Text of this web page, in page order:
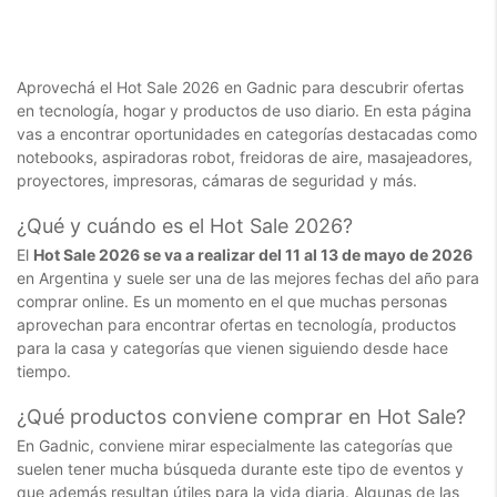
Aprovechá el Hot Sale 2026 en Gadnic para descubrir ofertas
en tecnología, hogar y productos de uso diario. En esta página
vas a encontrar oportunidades en categorías destacadas como
notebooks, aspiradoras robot, freidoras de aire, masajeadores,
proyectores, impresoras, cámaras de seguridad y más.
¿Qué y cuándo es el Hot Sale 2026?
El Hot Sale 2026 se va a realizar del 11 al 13 de mayo de 2026
en Argentina y suele ser una de las mejores fechas del año para
comprar online. Es un momento en el que muchas personas
aprovechan para encontrar ofertas en tecnología, productos
para la casa y categorías que vienen siguiendo desde hace
tiempo.
¿Qué productos conviene comprar en Hot Sale?
En Gadnic, conviene mirar especialmente las categorías que
suelen tener mucha búsqueda durante este tipo de eventos y
que además resultan útiles para la vida diaria. Algunas de las